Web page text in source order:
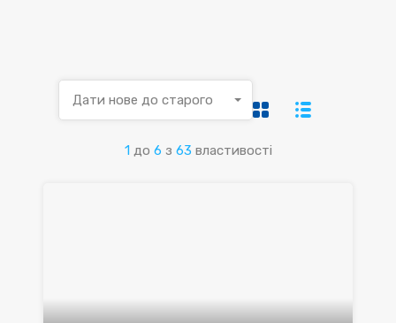
1 до 6 з 63 властивості
Дати нове до старого